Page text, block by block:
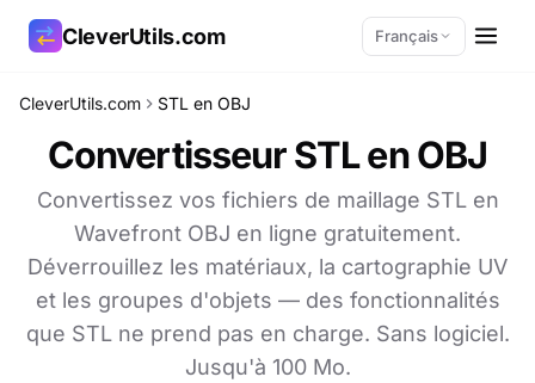
CleverUtils.com Français
CleverUtils.com STL en OBJ
Convertisseur STL en OBJ
Convertissez vos fichiers de maillage STL en
Wavefront OBJ en ligne gratuitement.
Déverrouillez les matériaux, la cartographie UV
et les groupes d'objets — des fonctionnalités
que STL ne prend pas en charge. Sans logiciel.
Jusqu'à 100 Mo.
Copier le lien